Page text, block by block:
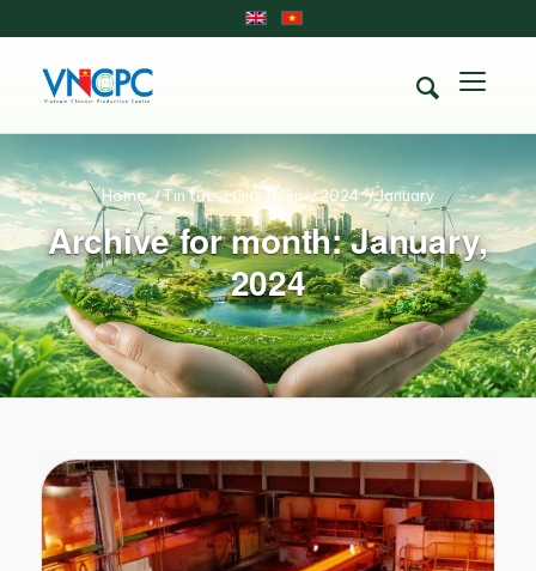
Archive for month: January,
2024
Home /Tin tức /Giới thiệu /2024 /January